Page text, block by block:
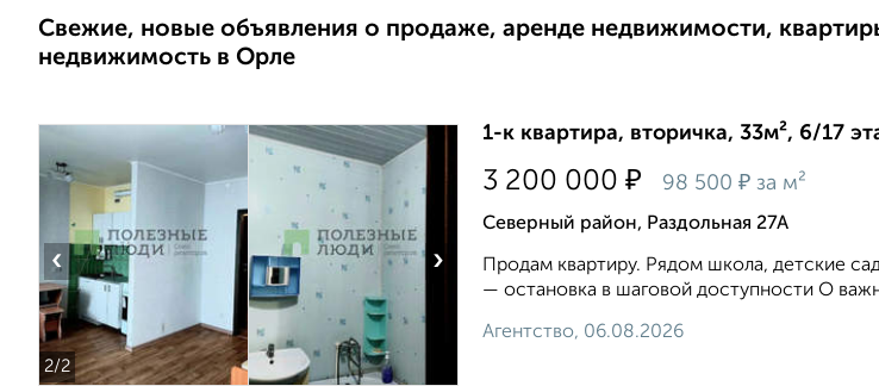
Свежие, новые объявления о продаже, аренде недвижимости,
недвижимость в Орле
2/2
‹ ›
1-к квартира, вторичка, 33м², 6/17
3 200 000 ₽ 98 500 ₽ за м²
Северный район, Раздольная 27А
Продам квартиру. Рядом школа, детские
— остановка в шаговой доступности О
Агентство, 06.08.2026